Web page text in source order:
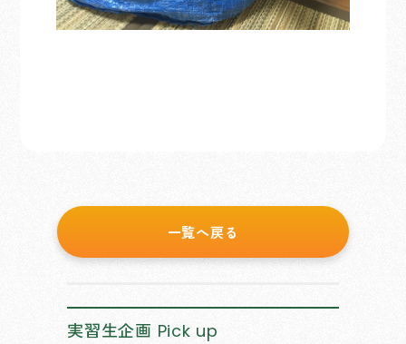
一覧へ戻る
実習生企画 Pick up